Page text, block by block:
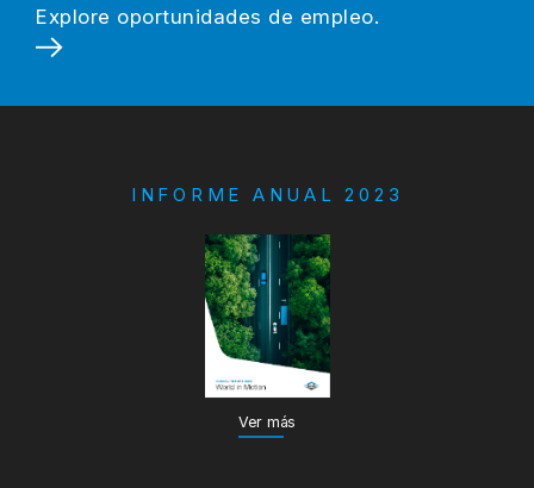
Explore oportunidades de empleo.
INFORME ANUAL 2023
Ver más